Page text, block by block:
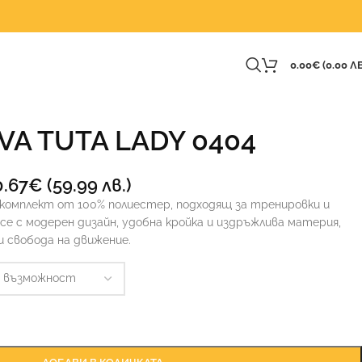
0.00€ (0.00
TUTA LADY 0404
€ (59.99 лв.)
от 100% полиестер, подходящ за тренировки и
с модерен дизайн, удобна кройка и издръжлива материя,
свобода на движение.